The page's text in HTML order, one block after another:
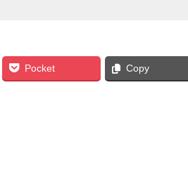
Pocket Copy